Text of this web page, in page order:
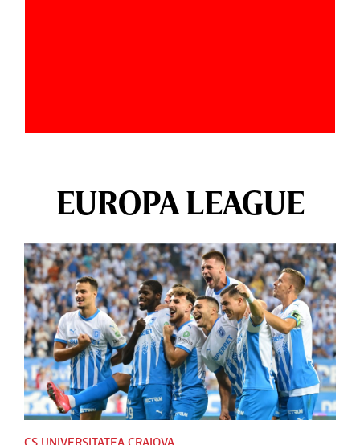
EUROPA LEAGUE
CS UNIVERSITATEA CRAIOVA